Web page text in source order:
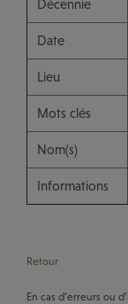
Décennie
Date
Lieu
Mots clés
Nom(s)
Informations
Retour
En cas d’erreurs ou